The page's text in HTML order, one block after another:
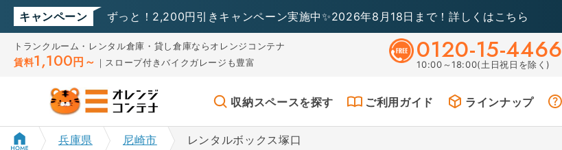
キャンペーン ずっと！2,200円引きキャンペーン実施中✨2026年8月18日まで！詳しくはこちら
トランクルーム・レンタル倉庫・貸し倉庫ならオレンジコンテナ
賃料1,100 円～ ｜スロープ付きバイクガレージも豊富 0120-15-4466
10:00～18:00(土日祝日を除く)
収納スペースを探す ご利用ガイド ラインナップ
兵庫県 尼崎市 レンタルボックス塚口